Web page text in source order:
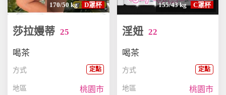
170/50 kg D罩杯
莎拉嫚蒂25
喝茶
方式 定點
地區 桃園市
155/43 kg C罩杯
淫妞 22
喝茶
方式 定點
地區 桃園市